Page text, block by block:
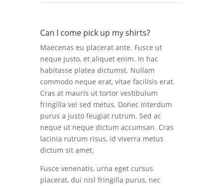
Can I come pick up my shirts?
Maecenas eu placerat ante. Fusce ut
neque justo, et aliquet enim. In hac
habitasse platea dictumst. Nullam
commodo neque erat, vitae facilisis erat.
Cras at mauris ut tortor vestibulum
fringilla vel sed metus. Donec interdum
purus a justo feugiat rutrum. Sed ac
neque ut neque dictum accumsan. Cras
lacinia rutrum risus, id viverra metus
dictum sit amet.
Fusce venenatis, urna eget cursus
placerat, dui nisl fringilla purus, nec